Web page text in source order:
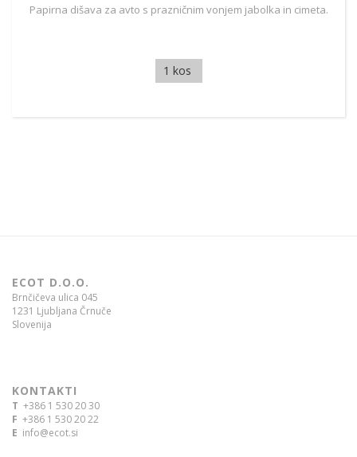
Papirna dišava za avto s prazničnim vonjem jabolka in cimeta.
1 kos
ECOT D.O.O.
Brnčičeva ulica 045
1231 Ljubljana Črnuče
Slovenija
KONTAKTI
T +386 1 530 20 30
F +386 1 530 20 22
E info@ecot.si